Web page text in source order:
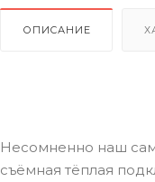
ОПИСАНИЕ
Несомненно наш
съёмная тёплая